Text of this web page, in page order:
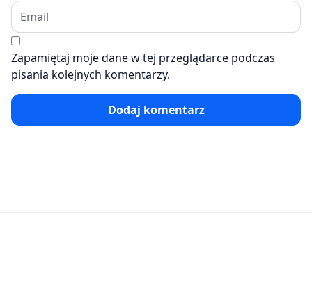
Zapamiętaj moje dane w tej przeglądarce podczas
pisania kolejnych komentarzy.
Dodaj komentarz